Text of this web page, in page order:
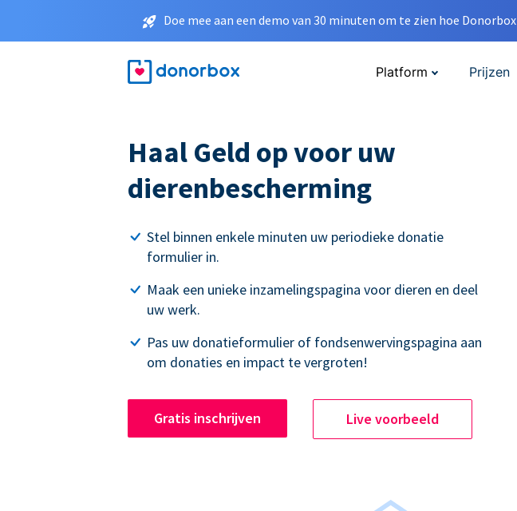
Doe mee aan een demo van 30 minuten om te zien hoe
Platform Prijzen
Haal Geld op voor uw
dierenbescherming
Stel binnen enkele minuten uw periodieke donatie
formulier in.
Maak een unieke inzamelingspagina voor dieren en deel
uw werk.
Pas uw donatieformulier of fondsenwervingspagina aan
om donaties en impact te vergroten!
Gratis inschrijven Live voorbeeld